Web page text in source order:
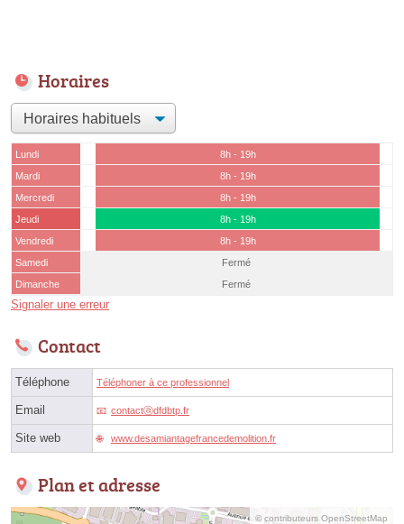
Horaires
Lundi
8h - 19h
Mardi
8h - 19h
Mercredi
8h - 19h
Jeudi
8h - 19h
Vendredi
8h - 19h
Samedi
Fermé
Dimanche
Fermé
Signaler une erreur
Contact
Téléphone Téléphoner à ce professionnel
Email contactⓐdfdbtp.fr
Site web www.desamiantagefrancedemolition.fr
Plan et adresse
© contributeurs OpenStreetMap